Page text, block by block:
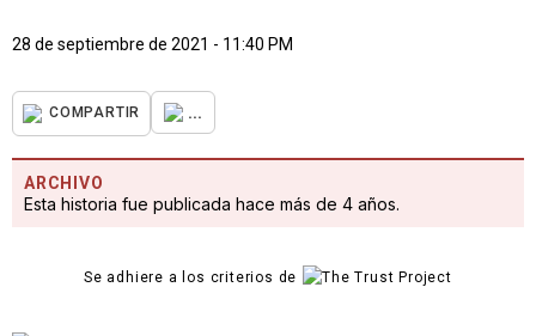
28 de septiembre de 2021 - 11:40 PM
COMPARTIR ...
ARCHIVO
Esta historia fue publicada hace más de 4 años.
Se adhiere a los criterios de